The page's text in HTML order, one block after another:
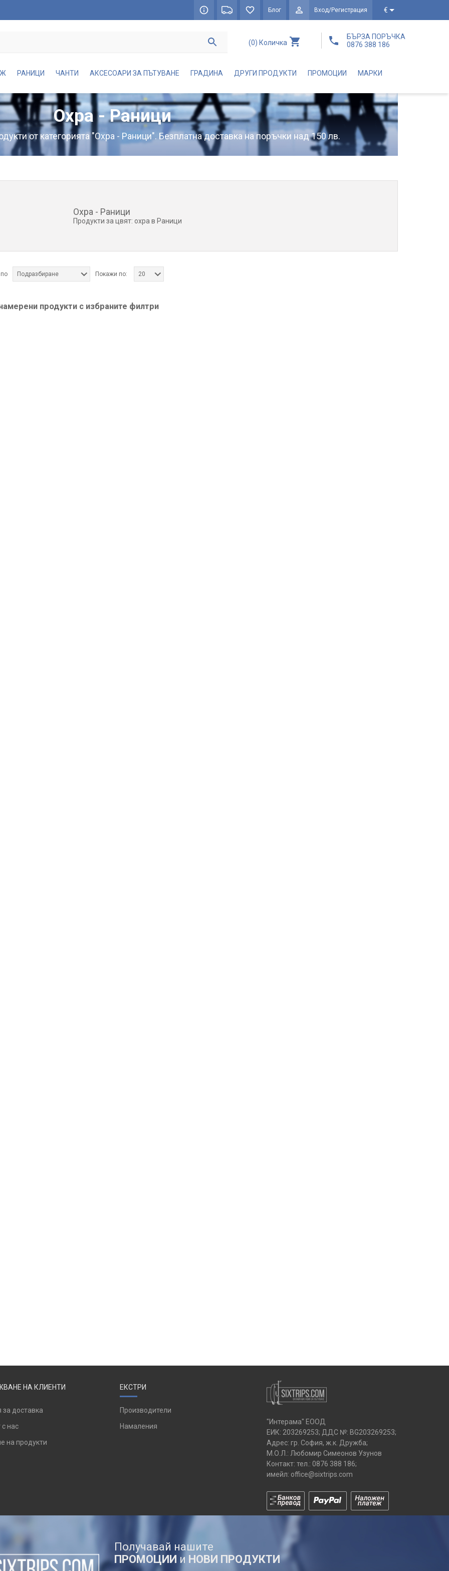
Блог Вход/Регистрация €
(0) Количка
БЪРЗА ПОРЪЧКА
0876 388 186
РАНИЦИ ЧАНТИ АКСЕСОАРИ ЗА ПЪТУВАНЕ ГРАДИНА ДРУГИ ПРОДУКТИ ПРОМОЦИИ МАРКИ
Охра - Раници
от категорията "Охра - Раници". Безплатна доставка на поръчки над 150 лв.
Охра - Раници
Продукти за цвят: охра в Раници
Подразбиране Покажи по: 20
продукти с избраните филтри
НА КЛИЕНТИ
за доставка
нас
на продукти
ЕКСТРИ
Производители
Намаления
"Интерама" ЕООД
ЕИК: 203269253; ДДС №: BG203269253;
Адрес: гр. София, ж.к. Дружба;
М.О.Л.: Любомир Симеонов Узунов
Контакт: тел.: 0876 388 186;
имейл: office@sixtrips.com
Получавай нашите
ПРОМОЦИИ и НОВИ ПРОДУКТИ